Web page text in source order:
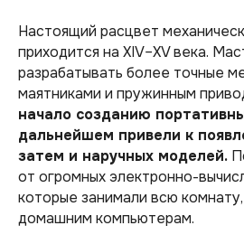
Настоящий расцвет
приходится на XIV–XV века.
разрабатывать более точные
маятниками и пружинным
начало созданию
дальнейшем привели к
затем и наручных моделей.
от огромных электронно-
которые занимали всю
домашним компьютерам.